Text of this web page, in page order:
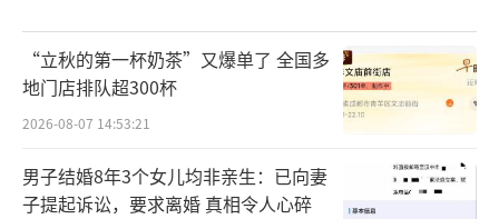
“立秋的第一杯奶茶”又爆单了 全国多
地门店排队超300杯
2026-08-07 14:53:21
男子结婚8年3个女儿均非亲生：已向妻
子提起诉讼，要求离婚 真相令人心碎